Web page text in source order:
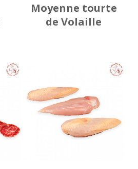
Moyenne tourte
de Volaille